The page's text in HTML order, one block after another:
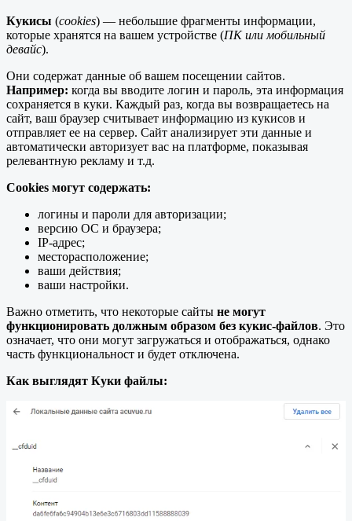
Кукисы (cookies) — небольшие фрагменты информации,
которые хранятся на вашем устройстве (ПК или мобильный
девайс).
Они содержат данные об вашем посещении сайтов.
Например: когда вы вводите логин и пароль, эта информация
сохраняется в куки. Каждый раз, когда вы возвращаетесь на
сайт, ваш браузер считывает информацию из кукисов и
отправляет ее на сервер. Сайт анализирует эти данные и
автоматически авторизует вас на платформе, показывая
релевантную рекламу и т.д.
Cookies могут содержать:
логины и пароли для авторизации;
версию ОС и браузера;
IP-адрес;
месторасположение;
ваши действия;
ваши настройки.
Важно отметить, что некоторые сайты не могут
функционировать должным образом без кукис-файлов. Это
означает, что они могут загружаться и отображаться, однако
часть функциональност и будет отключена.
Как выглядят Куки файлы: